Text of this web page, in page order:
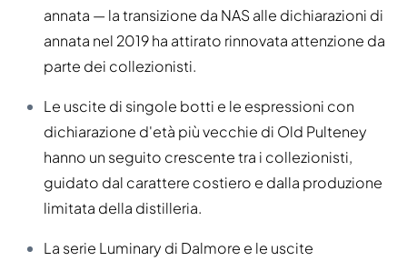
annata — la transizione da NAS alle dichiarazioni di
annata nel 2019 ha attirato rinnovata attenzione da
parte dei collezionisti.
Le uscite di singole botti e le espressioni con
dichiarazione d'età più vecchie di Old Pulteney
hanno un seguito crescente tra i collezionisti,
guidato dal carattere costiero e dalla produzione
limitata della distilleria.
La serie Luminary di Dalmore e le uscite